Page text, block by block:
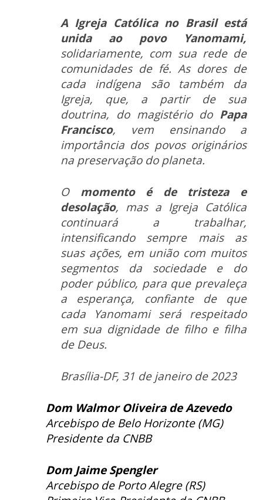
A Igreja Católica no Brasil está
unida ao povo Yanomami,
solidariamente, com sua rede de
comunidades de fé. As dores de
cada indígena são também da
Igreja, que, a partir de sua
doutrina, do magistério doPapa
Francisco, vem ensinando a
importância dos povos originários
na preservação do planeta.
O momento é de tristeza e
desolação, mas a Igreja Católica
continuará a trabalhar,
intensificando sempre mais as
suas ações, em união com muitos
segmentos da sociedade e do
poder público, para que prevaleça
a esperança, confiante de que
cada Yanomami será respeitado
em sua dignidade de filho e filha
de Deus.
Brasília-DF, 31 de janeiro de 2023
Dom Walmor Oliveira de Azevedo
Arcebispo de Belo Horizonte (MG)
Presidente da CNBB
Dom Jaime Spengler
Arcebispo de Porto Alegre (RS)